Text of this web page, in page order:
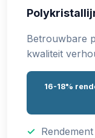
Betrouwbare
kwaliteit
16-18%